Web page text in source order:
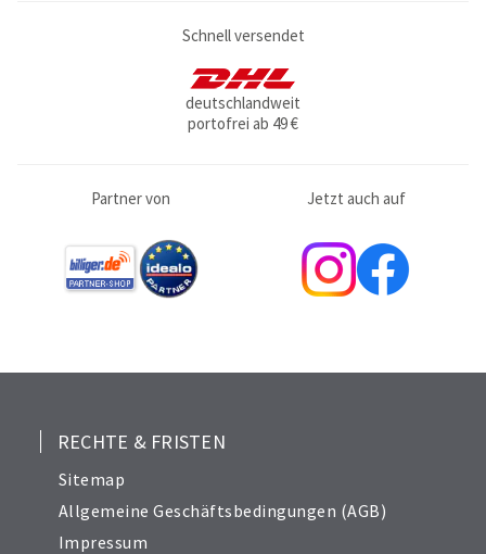
Schnell versendet
deutschlandweit
portofrei ab 49 €
Partner von Jetzt auch auf
RECHTE & FRISTEN
Sitemap
Allgemeine Geschäftsbedingungen (AGB)
Impressum